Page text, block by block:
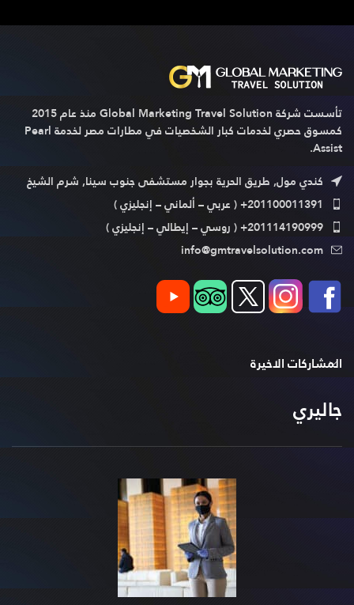
تأسست شركة Global Marketing Travel Solution منذ عام 2015
كمسوق حصري لخدمات كبار الشخصيات في مطارات مصر لخدمة Pearl
Assist.
كندي مول, طريق الحرية بجوار مستشفى جنوب سينا, شرم الشيخ
201100011391+ ( عربي – ألماني – إنجليزي )
201114190999+ ( روسي – إيطالي – إنجليزي )
info@gmtravelsolution.com
المشاركات الاخيرة
جاليري